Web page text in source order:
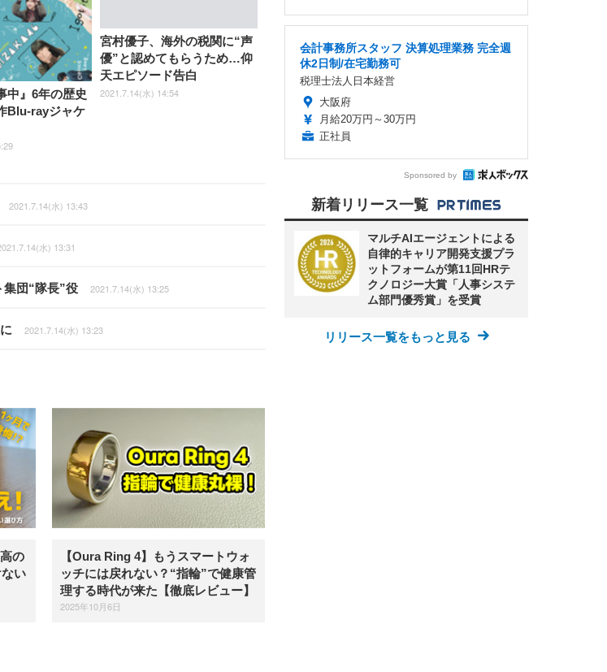
中』6年の歴史
Blu-rayジャケ
宮村優子、海外の税関に“声
優”と認めてもらうため…仰
天エピソード告白
2021.7.14(水) 14:54
2021.7.14(水) 13:43
水) 13:31
集団“隊長”役 2021.7.14(水) 13:25
2021.7.14(水) 13:23
の
い
【Oura Ring 4】もうスマートウォ
ッチには戻れない？“指輪”で健康管
理する時代が来た【徹底レビュー】
2025年10月6日
会計事務所スタッフ 決算処理業務 完全週
休2日制/在宅勤務可
税理士法人日本経営
大阪府
月給20万円～30万円
正社員
Sponsored by
新着リリース一覧
マルチAIエージェントによる
自律的キャリア開発支援プラ
ットフォームが第11回HRテ
クノロジー大賞「人事システ
ム部門優秀賞」を受賞
リリース一覧をもっと見る